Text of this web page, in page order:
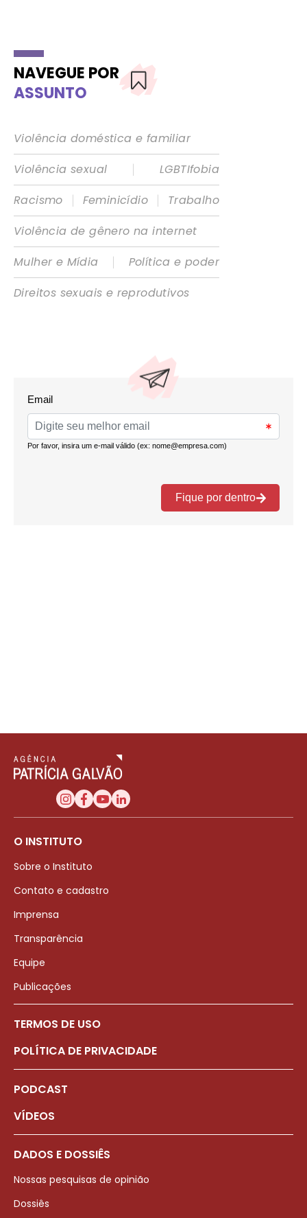
NAVEGUE POR
ASSUNTO
Violência doméstica e familiar
Violência sexual
|
LGBTIfobia
Racismo
| Feminicídio |
Trabalho
Violência de gênero na internet
Mulher e Mídia
|
Política e poder
Direitos sexuais e reprodutivos
O INSTITUTO
Sobre o Instituto
Contato e cadastro
Imprensa
Transparência
Equipe
Publicações
TERMOS DE USO
POLÍTICA DE PRIVACIDADE
PODCAST
VÍDEOS
DADOS E DOSSIÊS
Nossas pesquisas de opinião
Dossiês